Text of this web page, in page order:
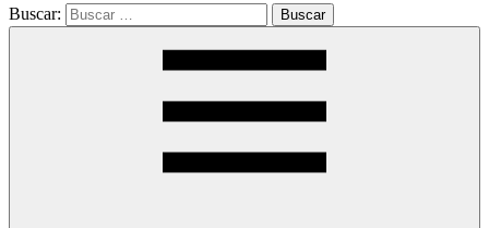
Buscar: Buscar